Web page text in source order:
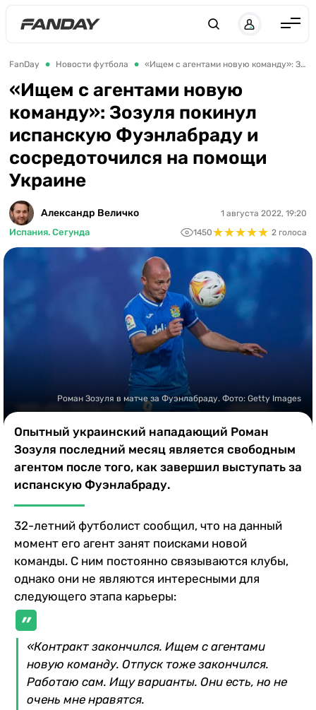
Англия
Испания
Германия
Италия
Франция
Украина
ЛЧ
FanDay Новости футбола «Ищем с агентами новую команду»: Зозуля покинул испанскую Фуэнлабраду и сосредоточился на помощи Украине
«Ищем с агентами новую
команду»: Зозуля покинул
испанскую Фуэнлабраду и
сосредоточился на помощи
Украине
Александр Величко
Испания. Сегунда
1 августа 2022, 19:20
1450★★★★★
★★★★★ 2 голоса
Роман Зозуля в матче за Фуэнлабраду. Фото: Getty Images
Опытный украинский нападающий Роман
Зозуля последний месяц является свободным
агентом после того, как завершил выступать за
испанскую Фуэнлабраду.
32-летний футболист сообщил, что на данный
момент его агент занят поисками новой
команды. С ним постоянно связываются клубы,
однако они не являются интересными для
следующего этапа карьеры:
«Контракт закончился. Ищем с агентами
новую команду. Отпуск тоже закончился.
Работаю сам. Ищу варианты. Они есть, но не
очень мне нравятся.